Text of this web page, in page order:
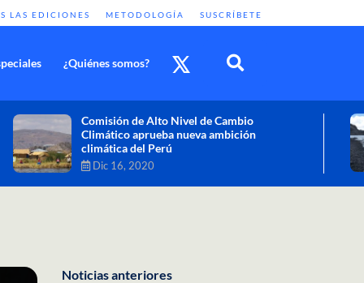
LAS EDICIONES METODOLOGÍA SUSCRÍBETE
¿Quiénes somos?
Cambio climático: combatir sus efectos
como objetivo global y urgente
Noticias anteriores